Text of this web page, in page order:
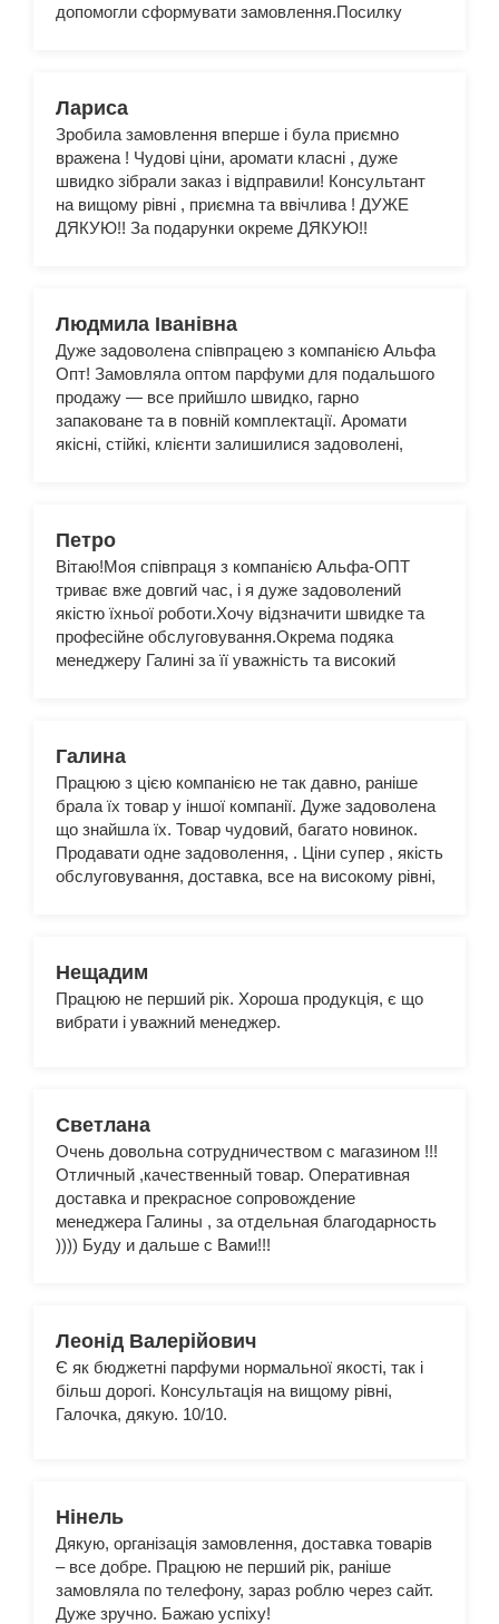
допомогли сформувати замовлення.Посилку
співвідношення ціна-якість.Бажаю процвітання
компанії Альфа Опт та сподіваюсь на подальшу
співпрацю :)
Лариса
Зробила замовлення вперше і була приємно
вражена ! Чудові ціни, аромати класні , дуже
швидко зібрали заказ і відправили! Консультант
на вищому рівні , приємна та ввічлива ! ДУЖЕ
ДЯКУЮ!! За подарунки окреме ДЯКУЮ!!
Людмила Іванівна
Дуже задоволена співпрацею з компанією Альфа
Опт! Замовляла оптом парфуми для подальшого
продажу — все прийшло швидко, гарно
запаковане та в повній комплектації. Аромати
якісні, стійкі, клієнти залишилися задоволені,
Петро
Вітаю!Моя співпраця з компанією Альфа-ОПТ
триває вже довгий час, і я дуже задоволений
якістю їхньої роботи.Хочу відзначити швидке та
професійне обслуговування.Окрема подяка
менеджеру Галині за її уважність та високий
Галина
Працюю з цією компанією не так давно, раніше
брала їх товар у іншої компанії. Дуже задоволена
що знайшла їх. Товар чудовий, багато новинок.
Продавати одне задоволення, . Ціни супер , якість
обслуговування, доставка, все на високому рівні,
кращі !!!
Нещадим
Працюю не перший рік. Хороша продукція, є що
вибрати і уважний менеджер.
Светлана
Очень довольна сотрудничеством с магазином !!!
Отличный ,качественный товар. Оперативная
доставка и прекрасное сопровождение
менеджера Галины , за отдельная благодарность
)))) Буду и дальше с Вами!!!
Леонід Валерійович
Є як бюджетні парфуми нормальної якості, так і
більш дорогі. Консультація на вищому рівні,
Галочка, дякую. 10/10.
Нінель
Дякую, організація замовлення, доставка товарів
– все добре. Працюю не перший рік, раніше
замовляла по телефону, зараз роблю через сайт.
Дуже зручно. Бажаю успіху!